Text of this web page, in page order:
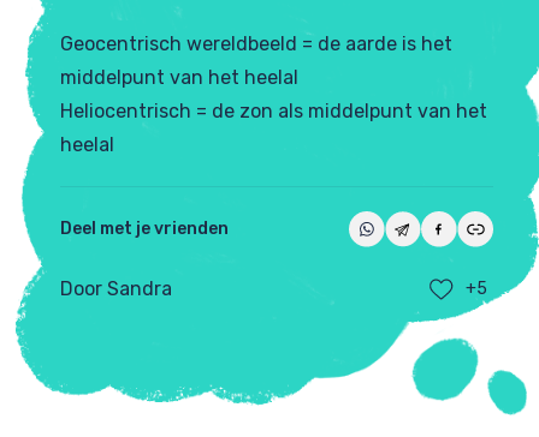
Geocentrisch wereldbeeld = de aarde is het
middelpunt van het heelal
Heliocentrisch = de zon als middelpunt van het
heelal
Deel met je vrienden
Door Sandra +5